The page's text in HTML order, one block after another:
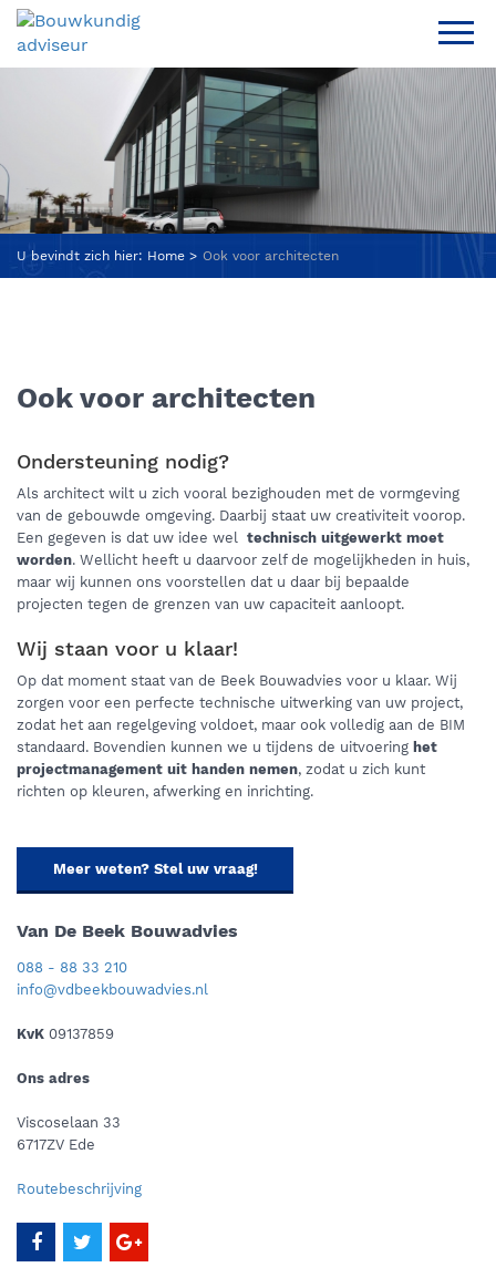
U bevindt zich hier: Home Ook voor architecten
Ook voor architecten
Ondersteuning nodig?
Als architect wilt u zich vooral bezighouden met de vormgeving
van de gebouwde omgeving. Daarbij staat uw creativiteit voorop.
Een gegeven is dat uw idee wel technisch uitgewerkt moet
worden. Wellicht heeft u daarvoor zelf de mogelijkheden in huis,
maar wij kunnen ons voorstellen dat u daar bij bepaalde
projecten tegen de grenzen van uw capaciteit aanloopt.
Wij staan voor u klaar!
Op dat moment staat van de Beek Bouwadvies voor u klaar. Wij
zorgen voor een perfecte technische uitwerking van uw project,
zodat het aan regelgeving voldoet, maar ook volledig aan de BIM
standaard. Bovendien kunnen we u tijdens de uitvoering het
projectmanagement uit handen nemen, zodat u zich kunt
richten op kleuren, afwerking en inrichting.
Meer weten? Stel uw vraag!
Van De Beek Bouwadvies
088 - 88 33 210
info@vdbeekbouwadvies.nl
KvK 09137859
Ons adres
Viscoselaan 33
6717ZV Ede
Routebeschrijving